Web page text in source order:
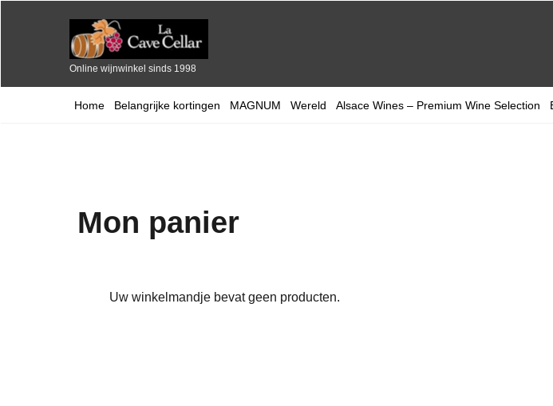
Online wijnwinkel sinds 1998
Home Belangrijke kortingen MAGNUM Wereld Alsace Wines – Premium Wine Selection
Mon panier
Uw winkelmandje bevat geen producten.